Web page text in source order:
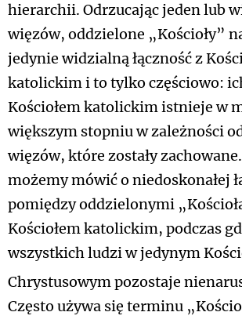
hierarchii. Odrzucając jeden lub
więzów, oddzielone „Kościoły”
jedynie widzialną łączność z
katolickim i to tylko częściowo:
Kościołem katolickim istnieje w
większym stopniu w zależności
więzów, które zostały
możemy mówić o niedoskonałej
pomiędzy oddzielonymi
Kościołem katolickim, podczas
wszystkich ludzi w jedynym
Chrystusowym pozostaje
Często używa się terminu